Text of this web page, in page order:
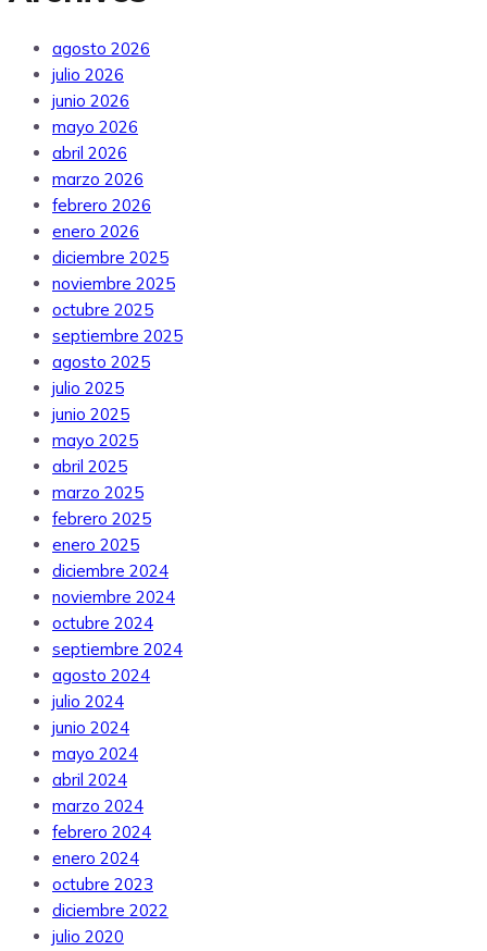
agosto 2026
julio 2026
junio 2026
mayo 2026
abril 2026
marzo 2026
febrero 2026
enero 2026
diciembre 2025
noviembre 2025
octubre 2025
septiembre 2025
agosto 2025
julio 2025
junio 2025
mayo 2025
abril 2025
marzo 2025
febrero 2025
enero 2025
diciembre 2024
noviembre 2024
octubre 2024
septiembre 2024
agosto 2024
julio 2024
junio 2024
mayo 2024
abril 2024
marzo 2024
febrero 2024
enero 2024
octubre 2023
diciembre 2022
julio 2020